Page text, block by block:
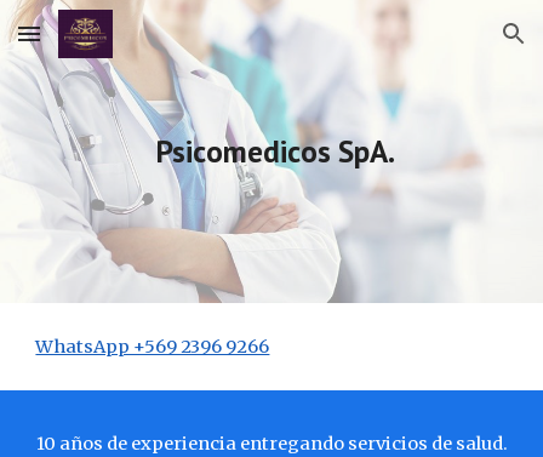
Skip to main content Skip to navigation
Psicomedicos SpA.
WhatsApp +569 2396 9266
10 años de experiencia entregando servicios de salud.